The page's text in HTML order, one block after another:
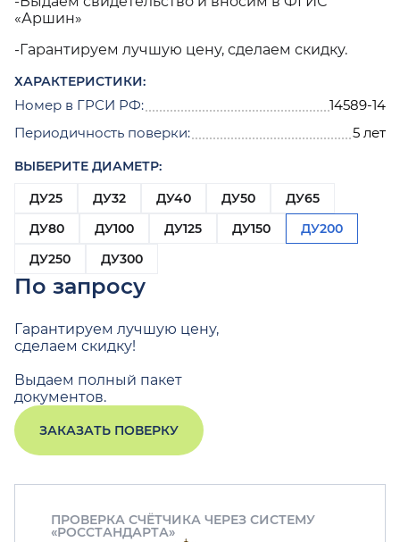
«Аршин»
-Гарантируем лучшую цену, сделаем скидку.
ХАРАКТЕРИСТИКИ:
Номер в ГРСИ РФ:
14589-14
Периодичность поверки:
5 лет
ВЫБЕРИТЕ ДИАМЕТР:
ДУ25
ДУ32 ДУ40 ДУ50
ДУ65
ДУ80
ДУ100 ДУ125 ДУ150
ДУ200
ДУ250
ДУ300
По запросу
Гарантируем лучшую цену,
сделаем скидку!
Выдаем полный пакет
документов.
ЗАКАЗАТЬ ПОВЕРКУ
ПРОВЕРКА СЧЁТЧИКА ЧЕРЕЗ СИСТЕМУ
«РОССТАНДАРТА»